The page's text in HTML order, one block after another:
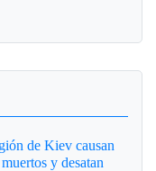
de Kiev causan
y desatan